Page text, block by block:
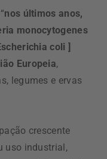
nos últimos anos,
monocytogenes
coli ]
Europeia,
legumes e ervas
crescente
uso industrial,